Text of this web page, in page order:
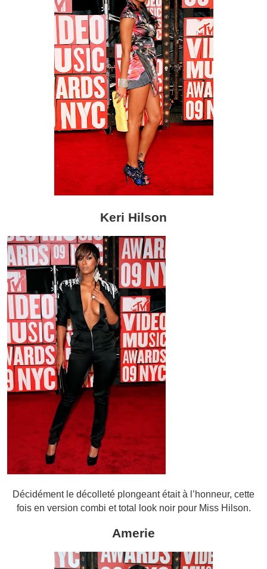
Keri Hilson
Décidément le décolleté plongeant était à l’honneur, cette
fois en version combi et total look noir pour Miss Hilson.
Amerie